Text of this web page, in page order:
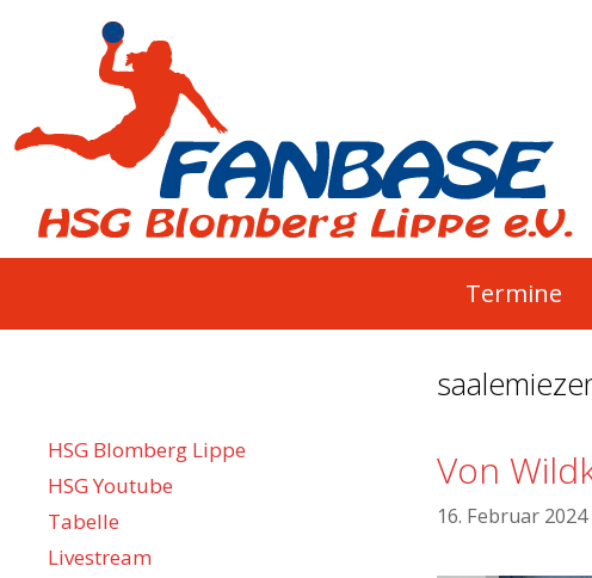
Termine
Von
16. Februar 2024
HSG Blomberg Lippe
HSG Youtube
Tabelle
Livestream